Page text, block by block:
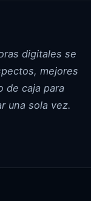
digitales se
mejores
de caja para
una sola vez.